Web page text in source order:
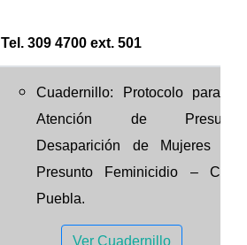
Tel. 309 4700 ext. 501
Cuadernillo: Protocolo para la
Atención de Presunta
Desaparición de Mujeres y/o
Presunto Feminicidio – CDH
Puebla.
Ver Cuadernillo